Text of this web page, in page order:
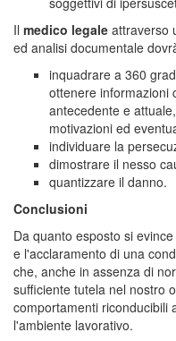
Il medico legale attraverso
ed analisi documentale
inquadrare a 360
ottenere informazioni
antecedente e
motivazioni ed
individuare la
dimostrare il nesso
quantizzare il danno.
Conclusioni
Da quanto esposto si
e l'acclaramento di una
che, anche in assenza di
sufficiente tutela nel nostro
comportamenti riconducibili
l'ambiente lavorativo.